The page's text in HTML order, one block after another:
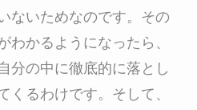
ないためなのです。その
わかるようになったら、
分の中に徹底的に落とし
くるわけです。そして、